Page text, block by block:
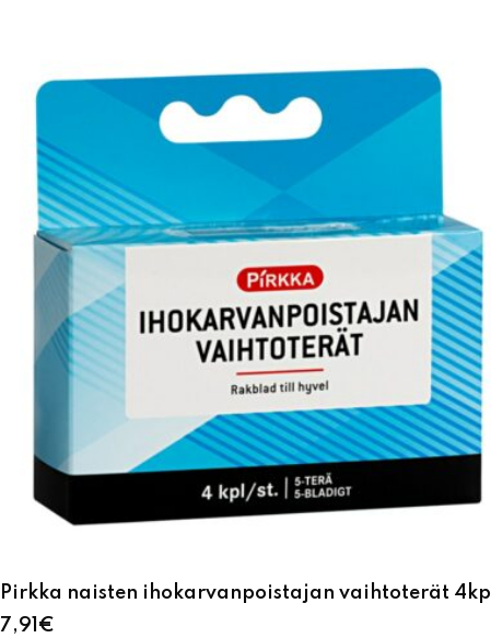
Pirkka naisten ihokarvanpoistajan vaihtoterät 4kpl
7,91 €